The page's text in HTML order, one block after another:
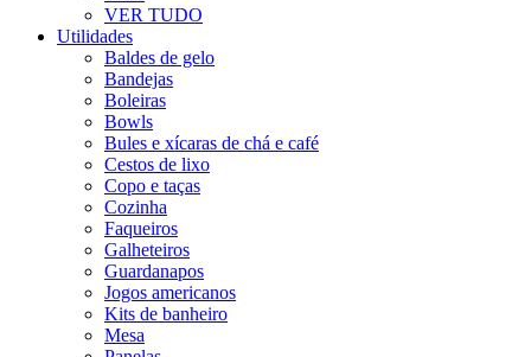
VER TUDO
Utilidades
Baldes de gelo
Bandejas
Boleiras
Bowls
Bules e xícaras de chá e café
Cestos de lixo
Copo e taças
Cozinha
Faqueiros
Galheteiros
Guardanapos
Jogos americanos
Kits de banheiro
Mesa